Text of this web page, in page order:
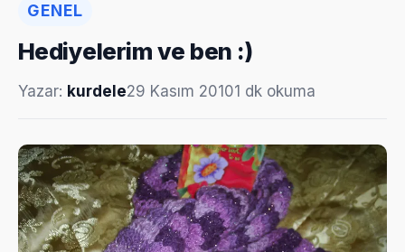
GENEL
Hediyelerim ve ben :)
Yazar: kurdele29 Kasım 20101 dk okuma